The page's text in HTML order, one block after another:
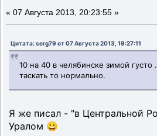
« 07 Августа 2013, 20:23:55 »
Цитата: serg79 от 07 Августа 2013, 19:27:11
10 на 40 в челябинске зимой густо
таскать то нормально.
Я же писал - "в Центральной
Уралом 😀